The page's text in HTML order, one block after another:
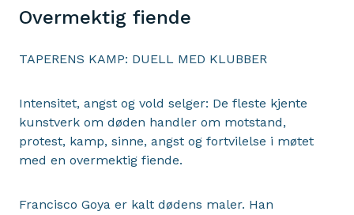
Overmektig fiende
TAPERENS KAMP: DUELL MED KLUBBER
Intensitet, angst og vold selger: De fleste kjente
kunstverk om døden handler om motstand,
protest, kamp, sinne, angst og fortvilelse i møtet
med en overmektig fiende.
Francisco Goya er kalt dødens maler. Han